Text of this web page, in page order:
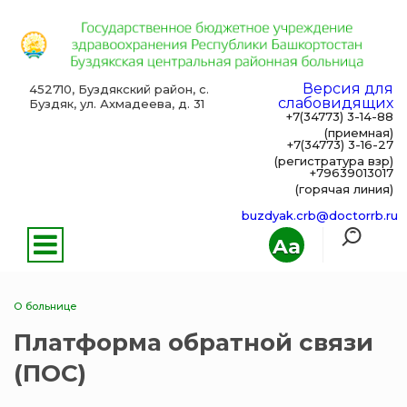
Aa
452710, Буздякский район, с.
Буздяк, ул. Ахмадеева, д. 31
Версия для
слабовидящих
+7(34773) 3-14-88
(приемная)
+7(34773) 3-16-27
(регистратура взр)
+79639013017
(горячая линия)
buzdyak.crb@doctorrb.ru
О больнице
Платформа обратной связи
(ПОС)